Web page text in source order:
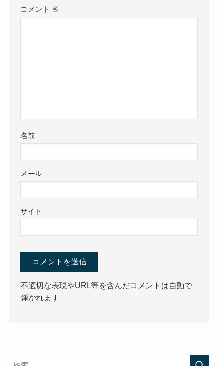
コメント ※
名前
メール
サイト
不適切な表現やURL等を含んだコメントは自動で
弾かれます